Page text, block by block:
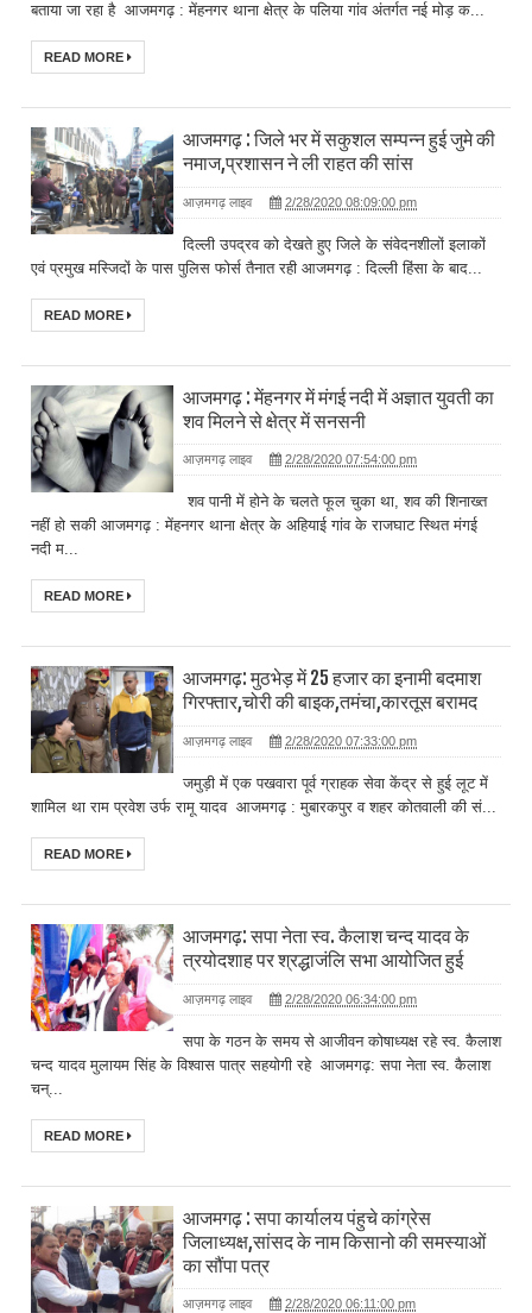
बताया जा रहा है आजमगढ़ : मेंहनगर थाना क्षेत्र के पलिया गांव अंतर्गत नई मोड़ क...
READ MORE
आजमगढ़ : जिले भर में सकुशल सम्पन्न हुई जुमे की
नमाज,प्रशासन ने ली राहत की सांस
आज़मगढ़ लाइव 2/28/2020 08:09:00 pm
दिल्ली उपद्रव को देखते हुए जिले के संवेदनशीलों इलाकों
एवं प्रमुख मस्जिदों के पास पुलिस फोर्स तैनात रही आजमगढ़ : दिल्ली हिंसा के बाद...
READ MORE
आजमगढ़ : मेंहनगर में मंगई नदी में अज्ञात युवती का
शव मिलने से क्षेत्र में सनसनी
आज़मगढ़ लाइव 2/28/2020 07:54:00 pm
शव पानी में होने के चलते फूल चुका था, शव की शिनाख्त
नहीं हो सकी आजमगढ़ : मेंहनगर थाना क्षेत्र के अहियाई गांव के राजघाट स्थित मंगई
नदी म...
READ MORE
आजमगढ़: मुठभेड़ में 25 हजार का इनामी बदमाश
गिरफ्तार,चोरी की बाइक,तमंचा,कारतूस बरामद
आज़मगढ़ लाइव 2/28/2020 07:33:00 pm
जमुड़ी में एक पखवारा पूर्व ग्राहक सेवा केंद्र से हुई लूट में
शामिल था राम प्रवेश उर्फ रामू यादव आजमगढ़ : मुबारकपुर व शहर कोतवाली की सं...
READ MORE
आजमगढ़: सपा नेता स्व. कैलाश चन्द यादव के
त्रयोदशाह पर श्रद्धाजंलि सभा आयोजित हुई
आज़मगढ़ लाइव 2/28/2020 06:34:00 pm
सपा के गठन के समय से आजीवन कोषाध्यक्ष रहे स्व. कैलाश
चन्द यादव मुलायम सिंह के विश्वास पात्र सहयोगी रहे आजमगढ़: सपा नेता स्व. कैलाश
चन्...
READ MORE
आजमगढ़ : सपा कार्यालय पंहुचे कांग्रेस
जिलाध्यक्ष,सांसद के नाम किसानो की समस्याओं
का सौंपा पत्र
आज़मगढ़ लाइव 2/28/2020 06:11:00 pm